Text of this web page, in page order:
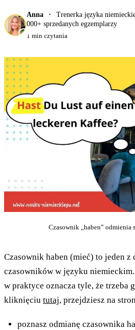
Anna
Trenerka języka
000+ sprzedanych egzemplarzy
1 min czytania
Czasownik „haben” odmienia
Czasownik haben (mieć) to jeden
czasowników w języku niemieckim.
w praktyce oznacza tyle, że trzeba
kliknięciu tutaj, przejdziesz na
poznasz odmianę czasownika